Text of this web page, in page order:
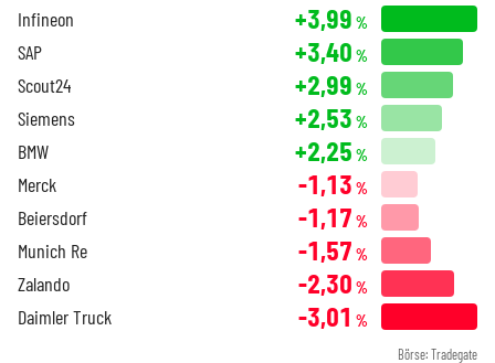
Infineon +3,99 %
SAP +3,40 %
Scout24 +2,99 %
Siemens +2,53 %
BMW +2,25 %
Merck -1,13 %
Beiersdorf -1,17 %
Munich Re -1,57 %
Zalando -2,30 %
Daimler Truck -3,01 %
Börse: Tradegate